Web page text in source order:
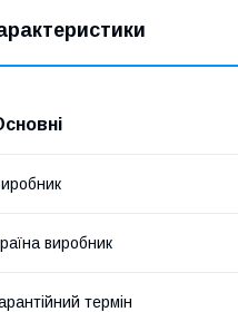
виробник
термін